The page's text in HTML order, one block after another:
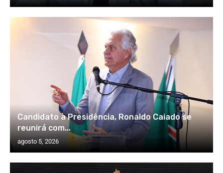
Candidato à Presidência, Ronaldo Caiado se
reunirá com...
agosto 5, 2026